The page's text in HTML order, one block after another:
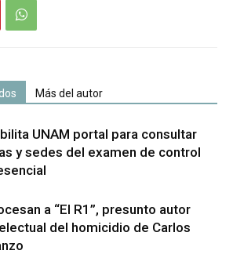
Más del autor
UNAM portal para consultar
y sedes del examen de control
a “El R1”, presunto autor
del homicidio de Carlos